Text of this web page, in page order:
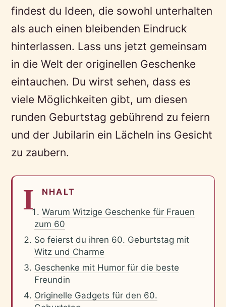
findest du Ideen, die sowohl unterhalten
als auch einen bleibenden Eindruck
hinterlassen. Lass uns jetzt gemeinsam
in die Welt der originellen Geschenke
eintauchen. Du wirst sehen, dass es
viele Möglichkeiten gibt, um diesen
runden Geburtstag gebührend zu feiern
und der Jubilarin ein Lächeln ins Gesicht
zu zaubern.
I
NHALT
Warum Witzige Geschenke für Frauen
zum 60
So feierst du ihren 60. Geburtstag mit
Witz und Charme
Geschenke mit Humor für die beste
Freundin
Originelle Gadgets für den 60.